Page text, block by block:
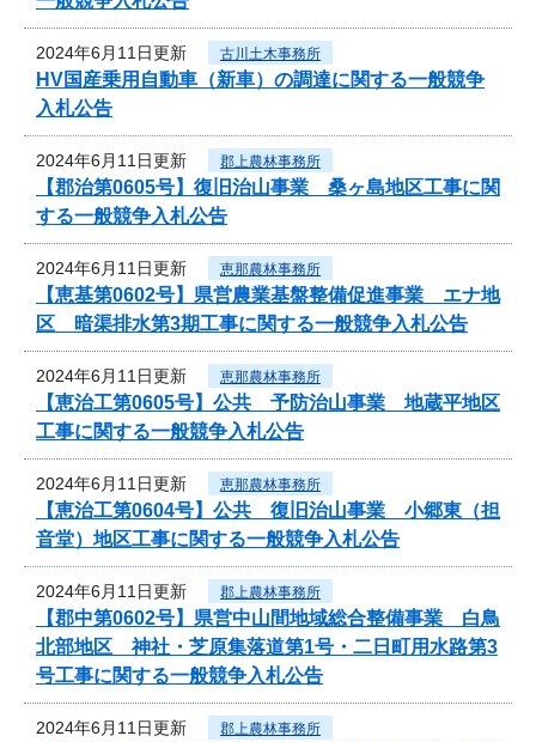
2024年6月11日更新 古川土木事務所
HV国産乗用自動車（新車）の調達に関する一般競争
入札公告
2024年6月11日更新 郡上農林事務所
【郡治第0605号】復旧治山事業 桑ヶ島地区工事に関
する一般競争入札公告
2024年6月11日更新 恵那農林事務所
【恵基第0602号】県営農業基盤整備促進事業 エナ地
区 暗渠排水第3期工事に関する一般競争入札公告
2024年6月11日更新 恵那農林事務所
【恵治工第0605号】公共 予防治山事業 地蔵平地区
工事に関する一般競争入札公告
2024年6月11日更新 恵那農林事務所
【恵治工第0604号】公共 復旧治山事業 小郷東（担
音堂）地区工事に関する一般競争入札公告
2024年6月11日更新 郡上農林事務所
【郡中第0602号】県営中山間地域総合整備事業 白鳥
北部地区 神社・芝原集落道第1号・二日町用水路第3
号工事に関する一般競争入札公告
2024年6月11日更新 郡上農林事務所